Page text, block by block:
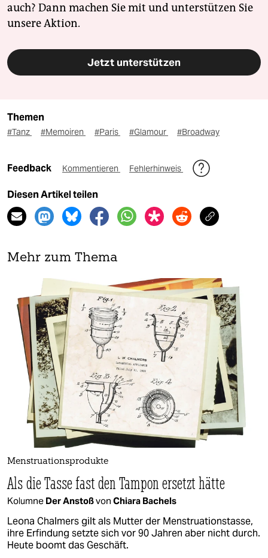
auch? Dann machen Sie mit und unterstützen Sie
unsere Aktion.
Jetzt unterstützen
Themen
#Tanz #Memoiren #Paris #Glamour #Broadway
Feedback Kommentieren Fehlerhinweis
Diesen Artikel teilen
Mehr zum Thema
Menstruationsprodukte
Als die Tasse fast den Tampon ersetzt hätte
Kolumne Der Anstoßvon Chiara Bachels
Leona Chalmers gilt als Mutter der Menstruationstasse,
ihre Erfindung setzte sich vor 90 Jahren aber nicht durch.
Heute boomt das Geschäft.